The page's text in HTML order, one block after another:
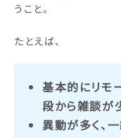
うこと。
たとえば、
基本的にリモ
段から雑談が
異動が多く、